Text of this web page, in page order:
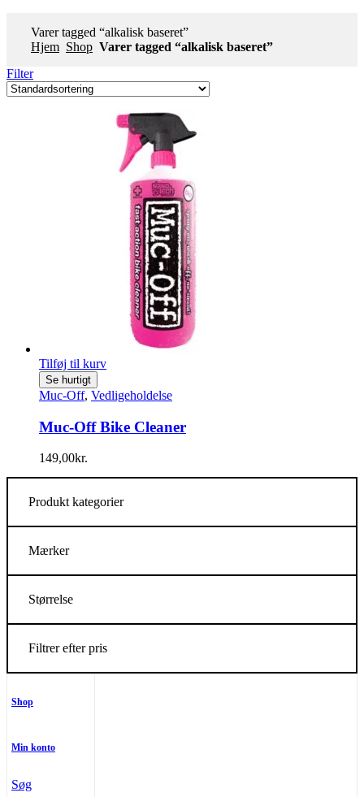
Varer tagged “alkalisk baseret”
Hjem Shop Varer tagged “alkalisk baseret”
Filter
Tilføj til kurv
Se hurtigt
Muc-Off, Vedligeholdelse
Muc-Off Bike Cleaner
149,00kr.
Produkt kategorier
Mærker
Størrelse
Filtrer efter pris
Shop
Min konto
Søg